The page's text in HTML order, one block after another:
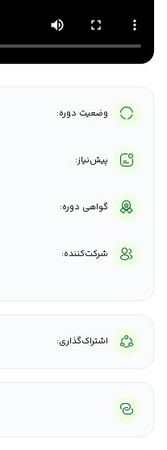
وضعیت دوره:
پیش‌نیاز:
گواهی دوره:
شرکت‌کننده:
اشتراک‌گذاری: